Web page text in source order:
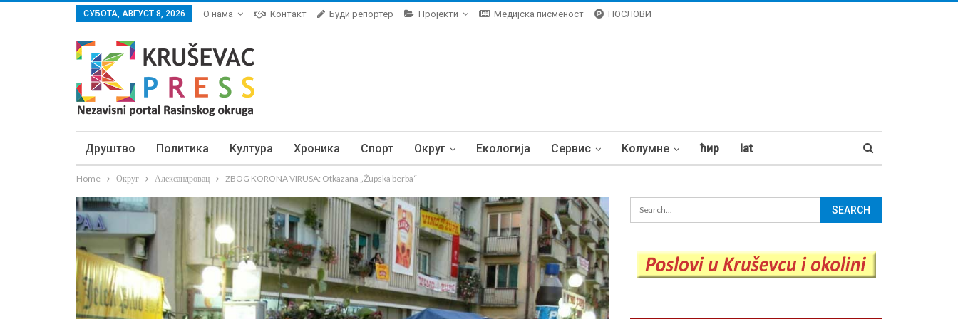
СУБОТА, АВГУСТ 8, 2026 О нама Контакт Буди репортер Пројекти Медијска писменост ПОСЛОВИ
Друштво Политика Култура Хроника Спорт Округ Екологија Сервис Колумне ћир lat
Home Округ Александровац ZBOG KORONA VIRUSA: Otkazana „Župska berba“